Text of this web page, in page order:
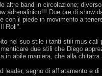
altre band in circolazione;
adrenalinico!!! Due ore di show
con il piede in movimento a
Roll".
nel suo stile i tanti stili musicali
due stili che Diego
in abile maniera, che alla
leader, segno di affiatamento e